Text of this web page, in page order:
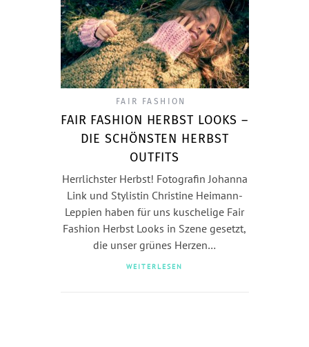
FAIR FASHION
FAIR FASHION HERBST LOOKS –
DIE SCHÖNSTEN HERBST
OUTFITS
Herrlichster Herbst! Fotografin Johanna
Link und Stylistin Christine Heimann-
Leppien haben für uns kuschelige Fair
Fashion Herbst Looks in Szene gesetzt,
die unser grünes Herzen…
WEITERLESEN